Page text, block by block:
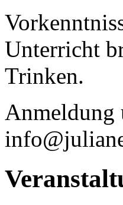
Unterricht
Trinken.
Anmeldung